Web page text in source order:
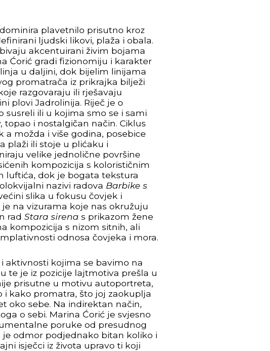
plavetnilo prisutno kroz
ljudski likovi, plaža i obala.
akcentuirani živim bojama
Ćorić gradi fizionomiju i karakter
u daljini, dok bijelim linijama
promatrača iz prikrajka bilježi
razgovaraju ili rješavaju
plovi Jadrolinija. Riječ je o
susreli ili u kojima smo se i sami
i nostalgičan način. Ciklus
možda i više godina, posebice
plaži ili stoje u plićaku i
velike jednolične površine
kompozicija s kolorističnim
luftića, dok je bogata tekstura
nazivi radova Barbike s
slika u fokusu čovjek i
na vizurama koje nas okružuju
rad Stara sirena s prikazom žene
kompozicija s nizom sitnih, ali
odnosa čovjeka i mora.
aktivnosti kojima se bavimo na
te je iz pozicije lajtmotiva prešla u
prisutne u motivu autoportreta,
kako promatra, što joj zaokuplja
oko sebe. Na indirektan način,
o sebi. Marina Ćorić je svjesno
poruke od presudnog
je odmor podjednako bitan koliko i
isječci iz života upravo ti koji